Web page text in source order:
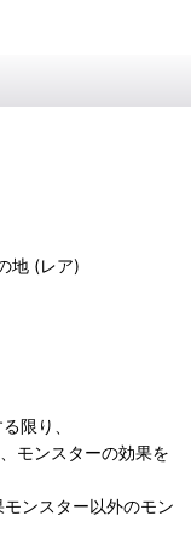
地 (レア)
限り、
モンスターの効果を
ンスター以外のモン